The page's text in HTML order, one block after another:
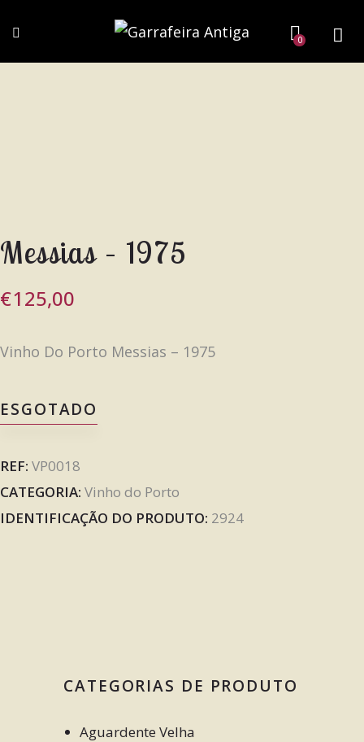
0
Messias – 1975
€125,00
Vinho Do Porto Messias – 1975
ESGOTADO
REF: VP0018
CATEGORIA: Vinho do Porto
IDENTIFICAÇÃO DO PRODUTO: 2924
CATEGORIAS DE PRODUTO
Aguardente Velha